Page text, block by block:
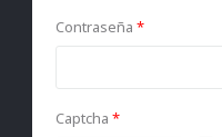
Contraseña *
Captcha *